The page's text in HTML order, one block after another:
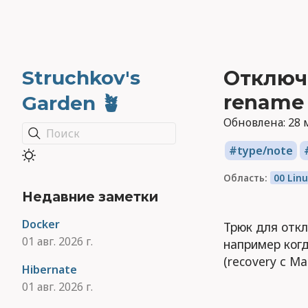
Struchkov's
Garden 🪴
Поиск
Недавние заметки
Docker
01 авг. 2026 г.
Hibernate
01 авг. 2026 г.
Обновлена: 28
type/note
Область: 00
Трюк для
например
(recovery с